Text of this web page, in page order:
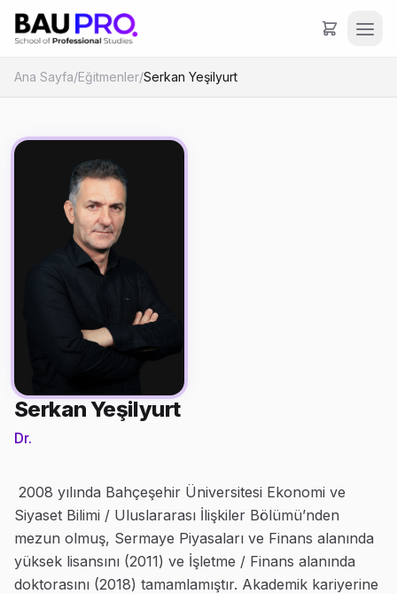
Ana Sayfa/Eğitmenler/Serkan Yeşilyurt
Serkan Yeşilyurt
Dr.
2008 yılında Bahçeşehir Üniversitesi Ekonomi ve
Siyaset Bilimi / Uluslararası İlişkiler Bölümü’nden
mezun olmuş, Sermaye Piyasaları ve Finans alanında
yüksek lisansını (2011) ve İşletme / Finans alanında
doktorasını (2018) tamamlamıştır. Akademik kariyerine